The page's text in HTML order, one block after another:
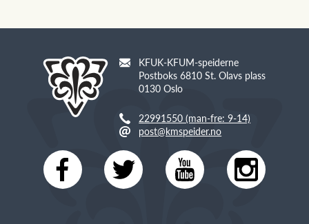
KFUK-KFUM-speiderne
Postboks 6810 St. Olavs plass
0130 Oslo
22991550 (man-fre: 9-14)
post@kmspeider.no